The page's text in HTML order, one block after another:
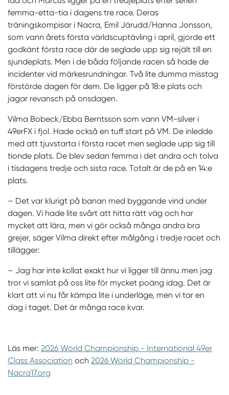
femma-etta-tia i dagens tre race. Deras
träningskompisar i Nacra, Emil Järudd/Hanna Jonsson,
som vann årets första världscuptävling i april, gjorde ett
godkänt första race där de seglade upp sig rejält till en
sjundeplats. Men i de båda följande racen så hade de
incidenter vid märkesrundningar. Två lite dumma misstag
förstörde dagen för dem. De ligger på 18:e plats och
jagar revansch på onsdagen.
Vilma Bobeck/Ebba Berntsson som vann VM-silver i
49erFX i fjol. Hade också en tuff start på VM. De inledde
med att tjuvstarta i första racet men seglade upp sig till
tionde plats. De blev sedan femma i det andra och tolva
i tisdagens tredje och sista race. Totalt är de på en 14:e
plats.
– Det var klurigt på banan med byggande vind under
dagen. Vi hade lite svårt att hitta rätt väg och har
mycket att lära, men vi gör också många andra bra
grejer, säger Vilma direkt efter målgång i tredje racet och
tillägger:
– ⁠Jag har inte kollat exakt hur vi ligger till ännu men jag
tror vi samlat på oss lite för mycket poäng idag. Det är
klart att vi nu får kämpa lite i underläge, men vi tar en
dag i taget. Det är många race kvar.
Läs mer: 2026 World Championship - International 49er
Class Association och 2026 World Championship -
Nacra17.org